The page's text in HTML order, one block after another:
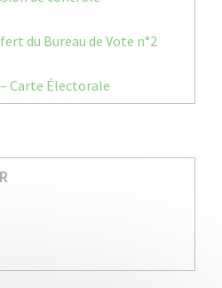
du Bureau de Vote n°2
Carte Électorale